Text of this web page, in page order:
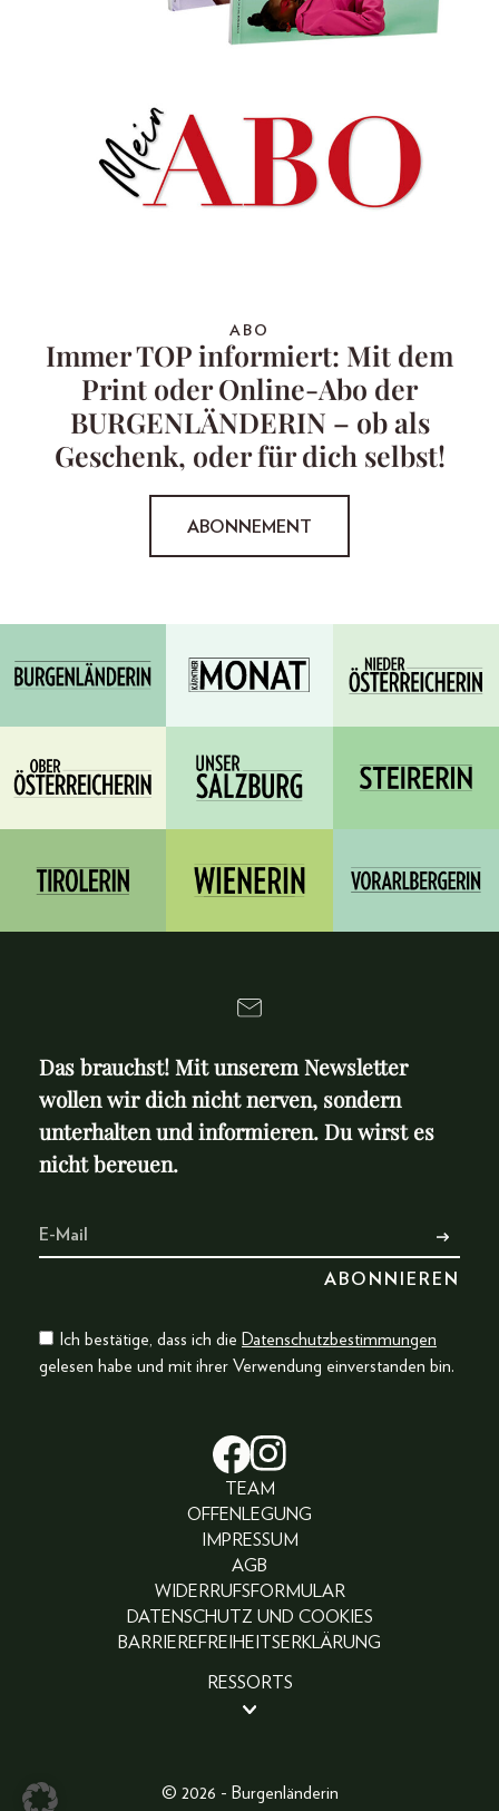
ABO
Immer TOP informiert: Mit dem
Print oder Online-Abo der
BURGENLÄNDERIN – ob als
Geschenk, oder für dich selbst!
ABONNEMENT
Das brauchst! Mit unserem Newsletter
wollen wir dich nicht nerven, sondern
unterhalten und informieren. Du wirst es
nicht bereuen.
Ich bestätige, dass ich die Datenschutzbestimmungen
gelesen habe und mit ihrer Verwendung einverstanden bin.
TEAM
OFFENLEGUNG
IMPRESSUM
AGB
WIDERRUFSFORMULAR
DATENSCHUTZ UND COOKIES
BARRIEREFREIHEITSERKLÄRUNG
RESSORTS
FASHION
© 2026 - Burgenländerin